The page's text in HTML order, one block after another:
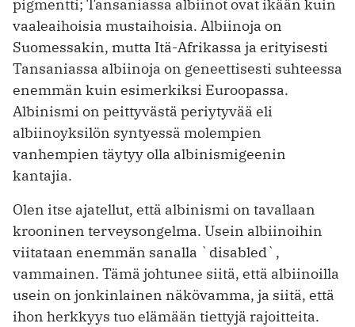
pigmentti; Tansaniassa albiinot ovat ikään kuin
vaaleaihoisia mustaihoisia. Albiinoja on
Suomessakin, mutta Itä-Afrikassa ja erityisesti
Tansaniassa albiinoja on geneettisesti suhteessa
enemmän kuin esimerkiksi Euroopassa.
Albinismi on peittyvästä periytyvää eli
albiinoyksilön syntyessä molempien
vanhempien täytyy olla albinismigeenin
kantajia.
Olen itse ajatellut, että albinismi on tavallaan
krooninen terveysongelma. Usein albiinoihin
viitataan enemmän sanalla `disabled`,
vammainen. Tämä johtunee siitä, että albiinoilla
usein on jonkinlainen näkövamma, ja siitä, että
ihon herkkyys tuo elämään tiettyjä rajoitteita.